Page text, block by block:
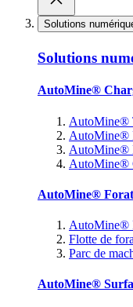
Solutions
Solutions
AutoMine®
AutoMine®
AutoMine®
AutoMine®
AutoMine®
AutoMine®
AutoMine®
Flotte de
Parc de
AutoMine®